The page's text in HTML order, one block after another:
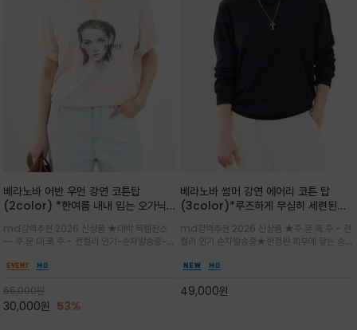
베라노바 어반 우먼 강연 코튼탑
(2color) *한여름 내내 입는 오가닉
워크 (Line Work) & 스케치/감각적
인 아트워크 프린트가 시선을 끄는 루즈
핏 강연티셔츠
md강력추천 2026 신상품 ★대박 득템찬스
~~ 주.문.대.폭.주 - 전컬러 인기~순차발송중~★
한 착용감을 선사하며, 자연스럽게 떨어지는 실루
으로도 포인트가 되며, 데일리 활
65,000원
30,000원 53%
베라노바 썸머 강연 에어리 코튼 탑
(3color)*루즈하게 무심히 세련된핏/
품은 시원함: 우수한 통기성
md강력추천 2026 신상품 ★주.문.폭.주 - 전
컬러 인기 순차발송중★한정판 피부에 닿는 순간
한 터치감~★여름에 오히려 이런티을 입으셔야
을 즐기실수 있습니다^^
49,000원